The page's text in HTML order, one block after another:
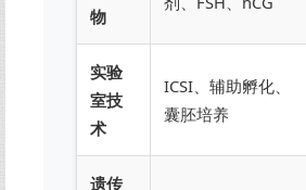
物
实验
室技
术
ICSI、辅助孵化、
囊胚培养
遗传